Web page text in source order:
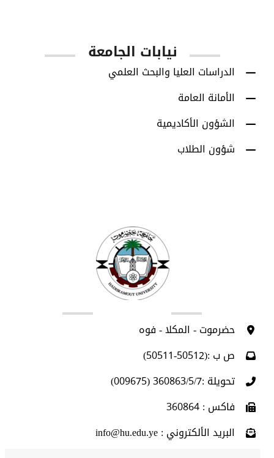
نيابات الجامعة
الدراسات العليا والبحث العلمي
الأمانة العامة
الشؤون الأكاديمية
شؤون الطلاب
حضرموت - المكلا - فوه
ص ب :(50512-50511)
تحويلة :360863/5/7 (009675)
فاكس : 360864
البريد الألكتروني : info@hu.edu.ye